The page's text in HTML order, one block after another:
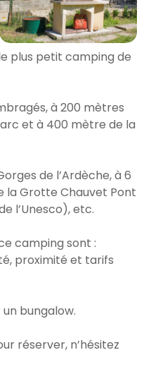
plus petit camping de
à 200 mètres
et à 400 mètre de la
de l’Ardèche, à 6
la Grotte Chauvet Pont
l’Unesco), etc.
camping sont :
proximité et tarifs
bungalow.
réserver, n’hésitez